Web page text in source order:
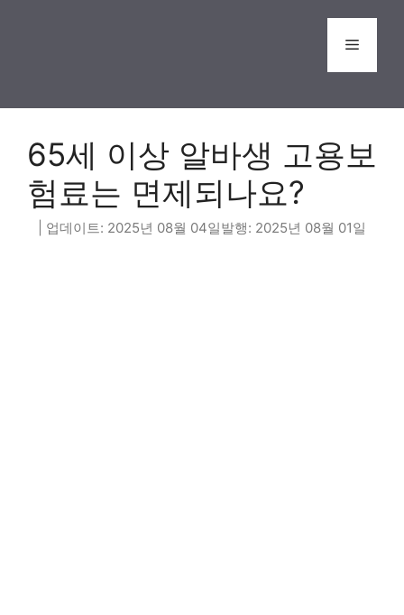
Menu
65세 이상 알바생 고용보
험료는 면제되나요?
2025년 08월 04일 2025년 08월 01일